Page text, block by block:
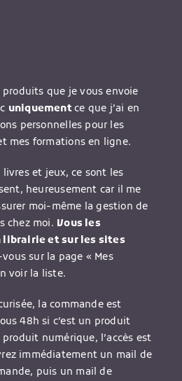
que je vous envoie
uniquementce que j’ai en
personnelles pour les
mes formations en ligne.
livres et jeux, ce sont les
heureusement car il me
moi-même la gestion de
chez moi. Vous les
librairie et sur les sites
vous sur la page « Mes
voir la liste.
la commande est
48h si c’est un produit
numérique, l’accès est
immédiatement un mail de
puis un mail de